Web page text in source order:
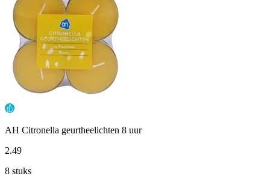
AH Citronella geurtheelichten 8 uur
2.49
8 stuks